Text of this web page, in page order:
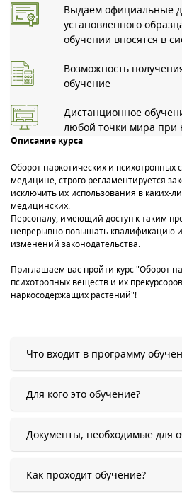
Выдаем официальные
установленного
обучении вносятся в
Возможность
обучение
Дистанционное
любой точки мира при
Описание курса
Оборот наркотических и психотропных
медицине, строго регламентируется
исключить их использования в каких-
медицинских.
Персоналу, имеющий доступ к таким
непрерывно повышать квалификацию и
изменений законодательства.
Приглашаем вас пройти курс "Оборот
психотропных веществ и их
наркосодержащих растений"!
Что входит в программу
Для кого это обучение?
Документы, необходимые для
Как проходит обучение?